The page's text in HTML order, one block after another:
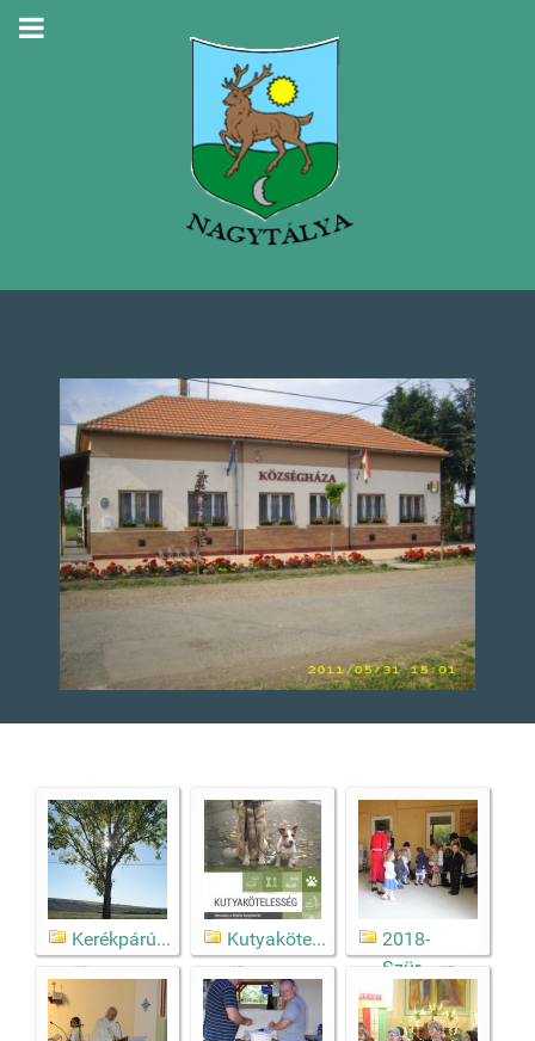
Kerékpárú...
(18)
Kutyaköte...
(45)
2018-
Szür...
(97)